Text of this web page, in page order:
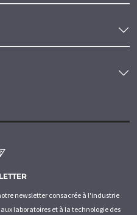
newsletter consacrée à l'industrie
laboratoires et à la technologie des